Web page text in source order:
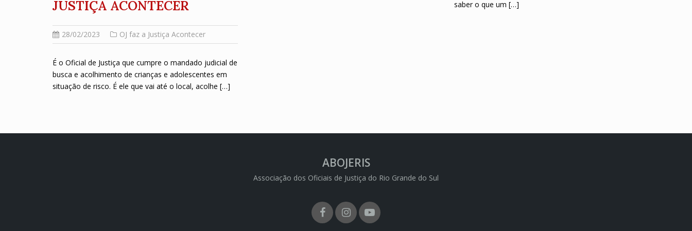
saber o que um […]
JUSTIÇA ACONTECER
28/02/2023 OJ faz a Justiça Acontecer
É o Oficial de Justiça que cumpre o mandado judicial de
busca e acolhimento de crianças e adolescentes em
situação de risco. É ele que vai até o local, acolhe […]
ABOJERIS
Associação dos Oficiais de Justiça do Rio Grande do Sul
FacebookInstagram
Youtube